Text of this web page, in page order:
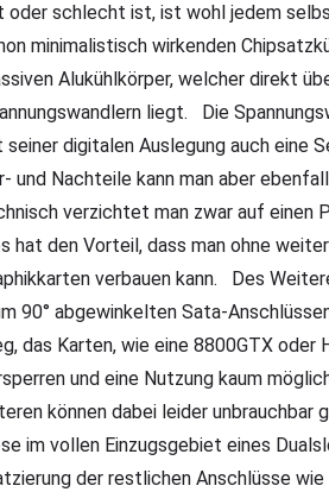
oder schlecht ist, ist wohl jedem
minimalistisch wirkenden
Alukühlkörper, welcher direkt
liegt. Die
seiner digitalen Auslegung auch eine
und Nachteile kann man aber
verzichtet man zwar auf einen
hat den Vorteil, dass man ohne
verbauen kann. Des
90° abgewinkelten Sata-
das Karten, wie eine 8800GTX oder
und eine Nutzung kaum
können dabei leider unbrauchbar
im vollen Einzugsgebiet eines
der restlichen Anschlüsse